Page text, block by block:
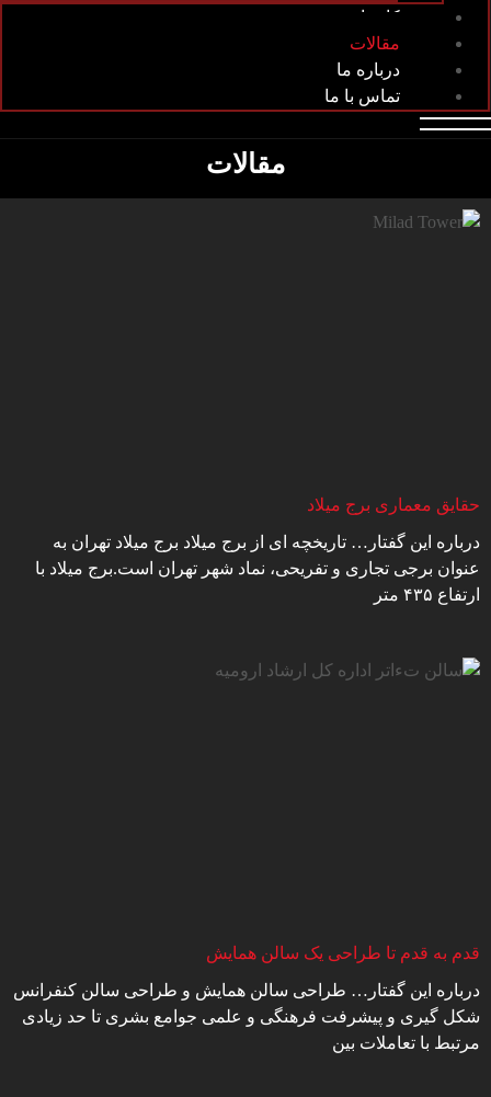
کارخانه
مقالات
درباره ما
تماس با ما
مقالات
حقایق معماری برج میلاد
درباره این گفتار… تاریخچه ای از برج میلاد برج میلاد تهران به
عنوان برجی تجاری و تفریحی، نماد شهر تهران است.برج میلاد با
ارتفاع ۴۳۵ متر
قدم به قدم تا طراحی یک سالن همایش
درباره این گفتار… طراحی سالن همایش و طراحی سالن کنفرانس
شکل گیری و پیشرفت فرهنگی و علمی جوامع بشری تا حد زیادی
مرتبط با تعاملات بین